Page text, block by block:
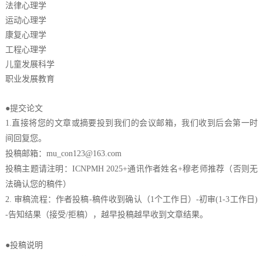
法律心理学
运动心理学
康复心理学
工程心理学
儿童发展科学
职业发展教育
●提交论文
1.直接将您的文章或摘要投到我们的会议邮箱，我们收到后会第一时
间回复您。
投稿邮箱： mu_con123@163.com
投稿主题请注明：ICNPMH 2025+通讯作者姓名+穆老师推荐（否则无
法确认您的稿件）
2. 审稿流程：作者投稿-稿件收到确认（1个工作日）-初审(1-3工作日)
-告知结果（接受/拒稿），越早投稿越早收到文章结果。
●投稿说明